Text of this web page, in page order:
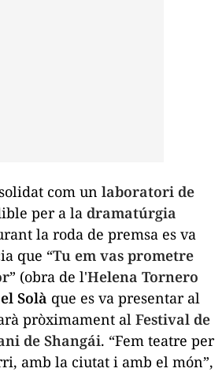
com un laboratori de
per a la dramatúrgia
la roda de premsa es va
que “Tu em vas prometre
” (obra de l'Helena Tornero
Solà que es va presentar al
pròximament al Festival de
de Shangái. “Fem teatre per
amb la ciutat i amb el món”,